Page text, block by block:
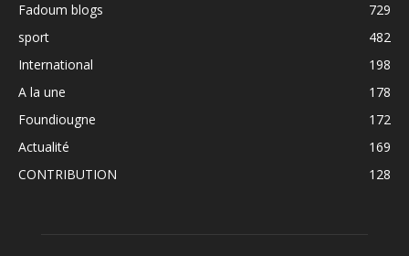
Fadoum blogs
729
sport
482
International
198
A la une
178
Foundiougne
172
Actualité
169
CONTRIBUTION
128